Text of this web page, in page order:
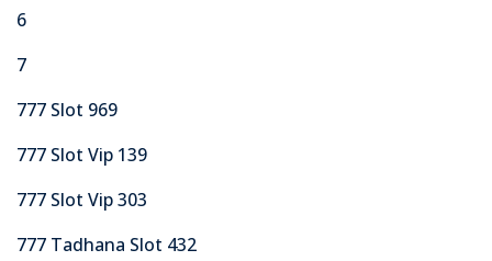
6
7
777 Slot 969
777 Slot Vip 139
777 Slot Vip 303
777 Tadhana Slot 432